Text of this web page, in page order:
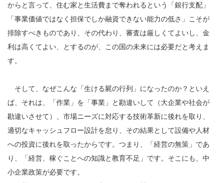
からと言って、住む家と生活費まで奪われるという「銀行支配」
「事業価値ではなく担保でしか融資できない能力の低さ」こそが
排除すべきものであり、その代わり、審査は厳しくてよいし、金
利は高くてよい、とするのが、この国の未来には必要だと考えま
す。
そして、なぜこんな「生ける屍の行列」になったのか？といえ
ば、それは、「作業」を「事業」と勘違いして（大企業や社会が
勘違いさせて）、市場ニーズに対応する技術革新に後れを取り、
適切なキャッシュフロー設計を怠り、その結果として設備や人材
への投資に後れを取ったからです。つまり、「経営の無策」であ
り、「経営、稼ぐことへの知識と教育不足」です。そこにも、中
小企業政策が必要です。